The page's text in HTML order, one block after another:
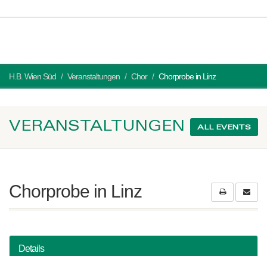
H.B. Wien Süd Veranstaltungen Chor Chorprobe in Linz
VERANSTALTUNGEN ALL EVENTS
Chorprobe in Linz
Details